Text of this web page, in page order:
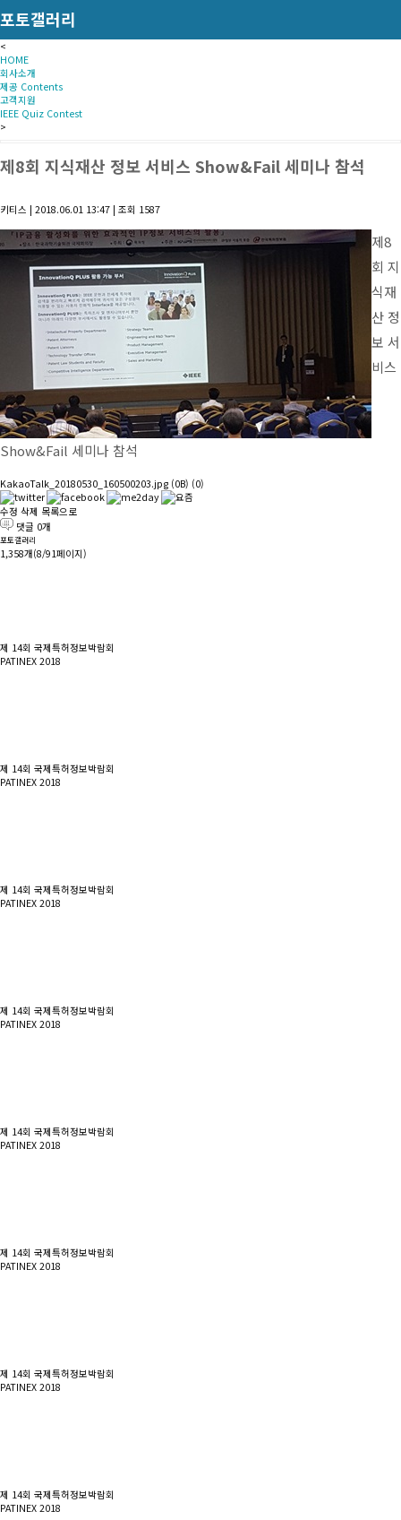
포토갤러리
<
HOME
회사소개
제공 Contents
고객지원
IEEE Quiz Contest
>
제8회 지식재산 정보 서비스 Show&Fail 세미나 참석
키티스 | 2018.06.01 13:47 | 조회 1587
제8
회 지
식재
산 정
보 서
비스
Show&Fail 세미나 참석
KakaoTalk_20180530_160500203.jpg (0B) (0)
수정 삭제 목록으로
댓글 0개
포토갤러리
1,358개(8/91페이지)
제 14회 국제특허정보박람회
PATINEX 2018
제 14회 국제특허정보박람회
PATINEX 2018
제 14회 국제특허정보박람회
PATINEX 2018
제 14회 국제특허정보박람회
PATINEX 2018
제 14회 국제특허정보박람회
PATINEX 2018
제 14회 국제특허정보박람회
PATINEX 2018
제 14회 국제특허정보박람회
PATINEX 2018
제 14회 국제특허정보박람회
PATINEX 2018